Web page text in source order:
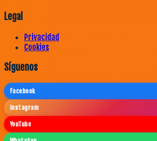
Legal
Privacidad
Cookies
Síguenos
Facebook
Instagram
YouTube